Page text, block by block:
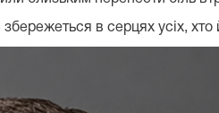
в серцях усіх, хто